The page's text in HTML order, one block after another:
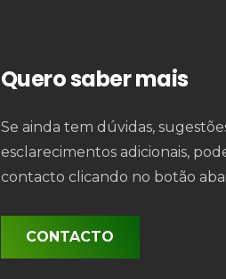
Quero saber mais
Se ainda tem dúvidas,
esclarecimentos adicionais,
contacto clicando no botão
CONTACTO